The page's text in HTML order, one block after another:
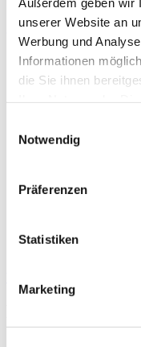
unserer Website an
Werbung und
Informationen
die Sie ihnen
Notwendig
Präferenzen
Statistiken
Marketing